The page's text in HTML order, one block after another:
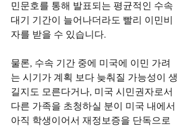
민문호를 통해 발표되는 평균적인 수속
대기 기간이 늘어나더라도 빨리 이민비
자를 받을 수 있습니다.
물론, 수속 기간 중에 미국에 이민 가려
는 시기가 계획 보다 늦춰질 가능성이 생
길지도 모른다거나, 미국 시민권자로서
다른 가족을 초청하실 분이 미국 내에서
아직 학생이어서 재정보증을 단독으로